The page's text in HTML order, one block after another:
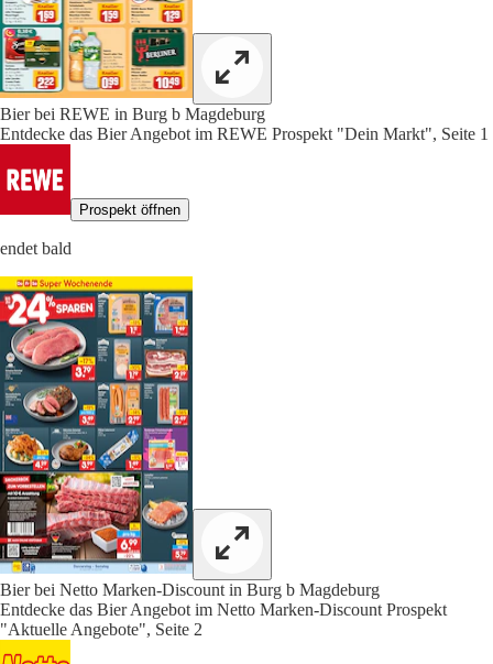
Bier bei REWE in Burg b Magdeburg
Entdecke das Bier Angebot im REWE Prospekt "Dein Markt", Seite 1
Prospekt öffnen
endet bald
Bier bei Netto Marken-Discount in Burg b Magdeburg
Entdecke das Bier Angebot im Netto Marken-Discount Prospekt
"Aktuelle Angebote", Seite 2